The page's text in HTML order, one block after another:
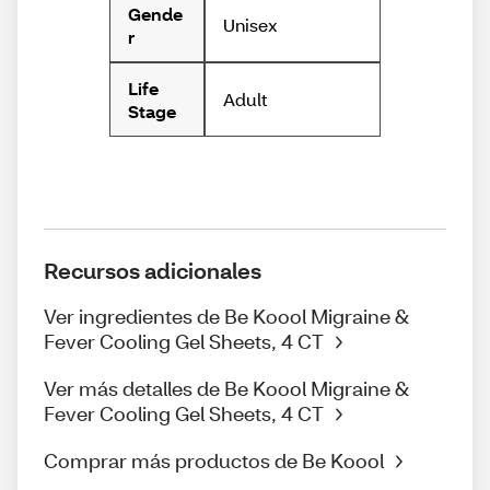
Gende
r
Unisex
Life
Stage
Adult
Recursos adicionales
Ver ingredientes de Be Koool Migraine &
Fever Cooling Gel Sheets, 4 CT
Ver más detalles de Be Koool Migraine &
Fever Cooling Gel Sheets, 4 CT
Comprar más productos de Be Koool